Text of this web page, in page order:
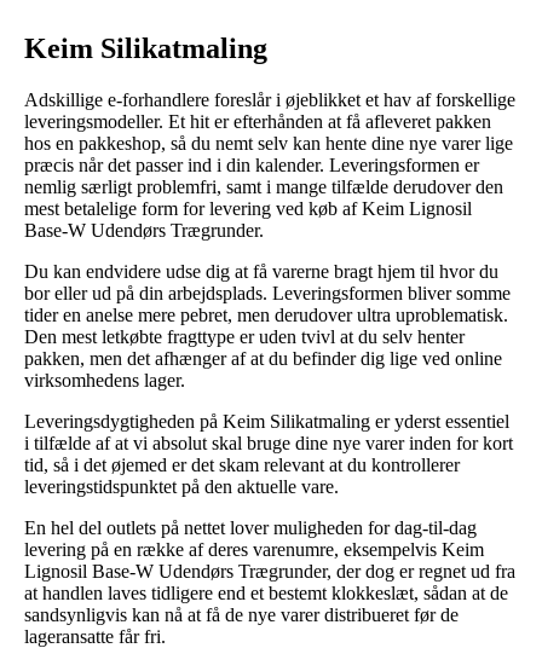
Keim Silikatmaling
Adskillige e-forhandlere foreslår i øjeblikket et hav af forskellige
leveringsmodeller. Et hit er efterhånden at få afleveret pakken
hos en pakkeshop, så du nemt selv kan hente dine nye varer lige
præcis når det passer ind i din kalender. Leveringsformen er
nemlig særligt problemfri, samt i mange tilfælde derudover den
mest betalelige form for levering ved køb af Keim Lignosil
Base-W Udendørs Trægrunder.
Du kan endvidere udse dig at få varerne bragt hjem til hvor du
bor eller ud på din arbejdsplads. Leveringsformen bliver somme
tider en anelse mere pebret, men derudover ultra uproblematisk.
Den mest letkøbte fragttype er uden tvivl at du selv henter
pakken, men det afhænger af at du befinder dig lige ved online
virksomhedens lager.
Leveringsdygtigheden på Keim Silikatmaling er yderst essentiel
i tilfælde af at vi absolut skal bruge dine nye varer inden for kort
tid, så i det øjemed er det skam relevant at du kontrollerer
leveringstidspunktet på den aktuelle vare.
En hel del outlets på nettet lover muligheden for dag-til-dag
levering på en række af deres varenumre, eksempelvis Keim
Lignosil Base-W Udendørs Trægrunder, der dog er regnet ud fra
at handlen laves tidligere end et bestemt klokkeslæt, sådan at de
sandsynligvis kan nå at få de nye varer distribueret før de
lageransatte får fri.